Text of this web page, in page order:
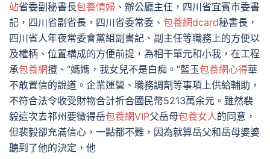
站省委副秘書長包養情婦 、辦公廳主任，四川省宜賓市委書
記，四川省副省長，四川省委常委、 包養網dcard秘書長，
四川省人年夜常委會黨組副書記、副主任等職務上的方便以
及權柄、位置構成的方便前提，為相干單元和小我，在工程
承包養網攬、“媽媽，我女兒不是白痴。”藍玉包養網心得華
不敢置信的說道。企業運營、職務調劑等事項上供給輔助，
不符合法令收受財物合計折合國民幣5213萬余元。雖然裴
毅這次去祁州要徵得岳包養網VIP父岳母包養女人的同意，
但裴毅卻充滿信心，一點都不難，因為就算岳父和岳母婆婆
聽到了他的決定，他